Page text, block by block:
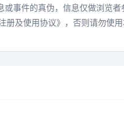
事件的真伪，信息仅做浏览者
册及使用协议》 ，否则请勿使用